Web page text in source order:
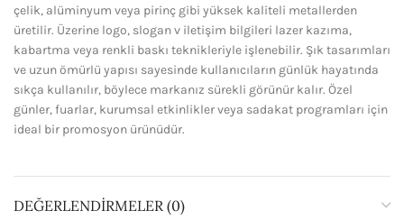
çelik, alüminyum veya pirinç gibi yüksek kaliteli metallerden
üretilir. Üzerine logo, slogan v iletişim bilgileri lazer kazıma,
kabartma veya renkli baskı teknikleriyle işlenebilir. Şık tasarımları
ve uzun ömürlü yapısı sayesinde kullanıcıların günlük hayatında
sıkça kullanılır, böylece markanız sürekli görünür kalır. Özel
günler, fuarlar, kurumsal etkinlikler veya sadakat programları için
ideal bir promosyon ürünüdür.
DEĞERLENDIRMELER (0)